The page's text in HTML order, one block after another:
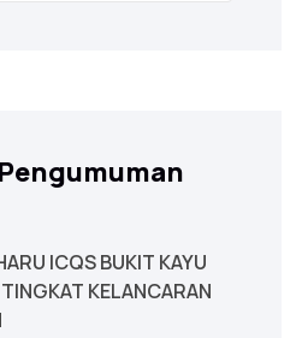
ICQS BUKIT KAYU
KELANCARAN